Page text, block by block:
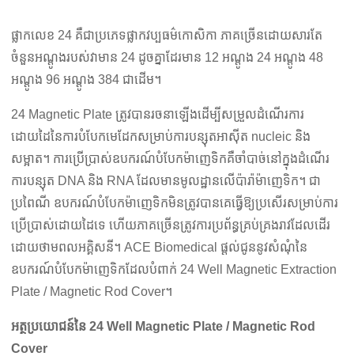
ផ្លាកលេខ 24 គឺជាប្រភេទផ្លាកវប្បធម៌កោសិកា ភាគច្រើនដោយសារតែ
ចំនួនអណ្តូងរបស់វាមាន 24 ដូចគ្នាដែរមាន 12 អណ្តូង 24 អណ្តូង 48
អណ្តូង 96 អណ្តូង 384 ជាដើម។
24 Magnetic Plate ត្រូវបានរចនាឡើងដើម្បីសម្រួលដំណើរការ
ដោយដៃនៃការបំបែកមេដែកសម្រាប់ការបន្សុតអាស៊ីត nucleic និង
សម្អាត។ ការប្រើប្រាស់ឧបករណ៍បំបែកម៉ាញេទិកគឺចាំបាច់នៅក្នុងដំណើរ
ការបន្សុត DNA និង RNA ដែលមានមូលដ្ឋានលើប៉ារ៉ាម៉ាញេទិក។ ជា
ប្រពៃណី ឧបករណ៍បំបែកម៉ាញេទិកមិនត្រូវបានគេធ្វើឱ្យប្រសើរសម្រាប់ការ
ប្រើប្រាស់ដោយដៃទេ ហើយភាគច្រើនត្រូវការប្រព័ន្ធគ្រប់គ្រងរាវដែលដើរ
ដោយថាមពលអគ្គិសនី។ ACE Biomedical ផ្តល់ជូននូវសំណុំនៃ
ឧបករណ៍បំបែកម៉ាញេទិកដែលបំពាក់ 24 Well Magnetic Extraction
Plate / Magnetic Rod Cover។
អត្ថប្រយោជន៍នៃ 24 Well Magnetic Plate / Magnetic Rod
Cover